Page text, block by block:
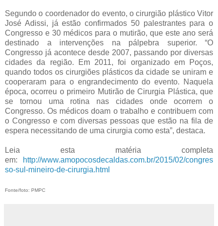
Segundo o coordenador do evento, o cirurgião plástico Vitor
José Adissi, já estão confirmados 50 palestrantes para o
Congresso e 30 médicos para o mutirão, que este ano será
destinado a intervenções na pálpebra superior. “O
Congresso já acontece desde 2007, passando por diversas
cidades da região. Em 2011, foi organizado em Poços,
quando todos os cirurgiões plásticos da cidade se uniram e
cooperaram para o engrandecimento do evento. Naquela
época, ocorreu o primeiro Mutirão de Cirurgia Plástica, que
se tornou uma rotina nas cidades onde ocorrem o
Congresso. Os médicos doam o trabalho e contribuem com
o Congresso e com diversas pessoas que estão na fila de
espera necessitando de uma cirurgia como esta”, destaca.
Leia esta matéria completa
em:
http://www.amopocosdecaldas.com.br/2015/02/congres
so-sul-mineiro-de-cirurgia.html
Fonte/foto: PMPC